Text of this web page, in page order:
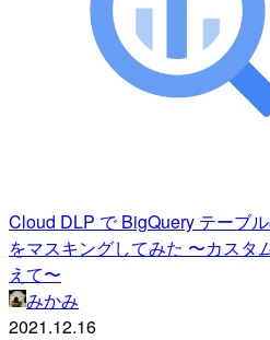
Cloud DLP で BigQuery テーブ
をマスキングしてみた 〜カスタ
えて〜
みかみ
2021.12.16